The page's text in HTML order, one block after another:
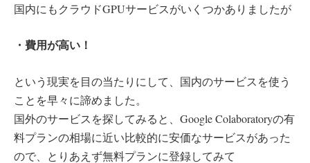
国内にもクラウドGPUサービスがいくつかありましたが
・費用が高い！
という現実を目の当たりにして、国内のサービスを使う
ことを早々に諦めました。
国外のサービスを探してみると、Google Colaboratoryの有
料プランの相場に近い比較的に安価なサービスがあった
ので、とりあえず無料プランに登録してみて